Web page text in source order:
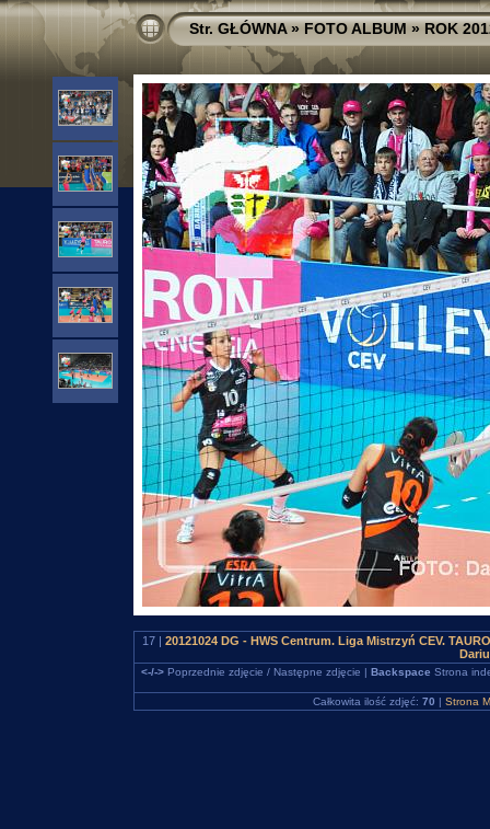
Str. GŁÓWNA»FOTO ALBUM»ROK
17 | 20121024 DG - HWS Centrum. Liga Mistrzyń CEV.
<-/->Poprzednie zdjęcie / Następne zdjęcie | Backspace Strona
Całkowita ilość zdjęć: 70 | Strona